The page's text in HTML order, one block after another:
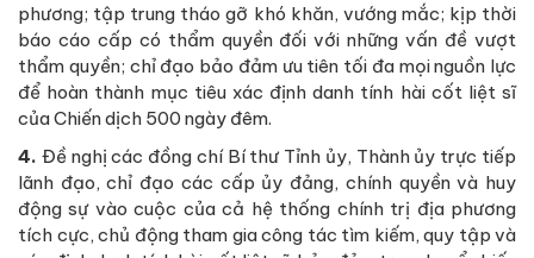
phương; tập trung tháo gỡ khó khăn, vướng mắc; kịp thời
báo cáo cấp có thẩm quyền đối với những vấn đề vượt
thẩm quyền; chỉ đạo bảo đảm ưu tiên tối đa mọi nguồn lực
để hoàn thành mục tiêu xác định danh tính hài cốt liệt sĩ
của Chiến dịch 500 ngày đêm.
4. Đề nghị các đồng chí Bí thư Tỉnh ủy, Thành ủy trực tiếp
lãnh đạo, chỉ đạo các cấp ủy đảng, chính quyền và huy
động sự vào cuộc của cả hệ thống chính trị địa phương
tích cực, chủ động tham gia công tác tìm kiếm, quy tập và